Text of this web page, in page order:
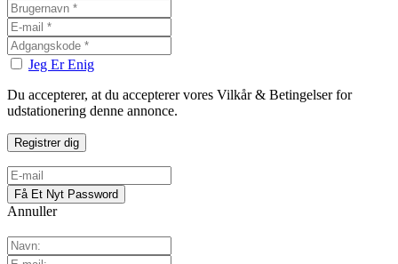
Jeg Er Enig
Du accepterer, at du accepterer vores Vilkår & Betingelser for
udstationering denne annonce.
Annuller